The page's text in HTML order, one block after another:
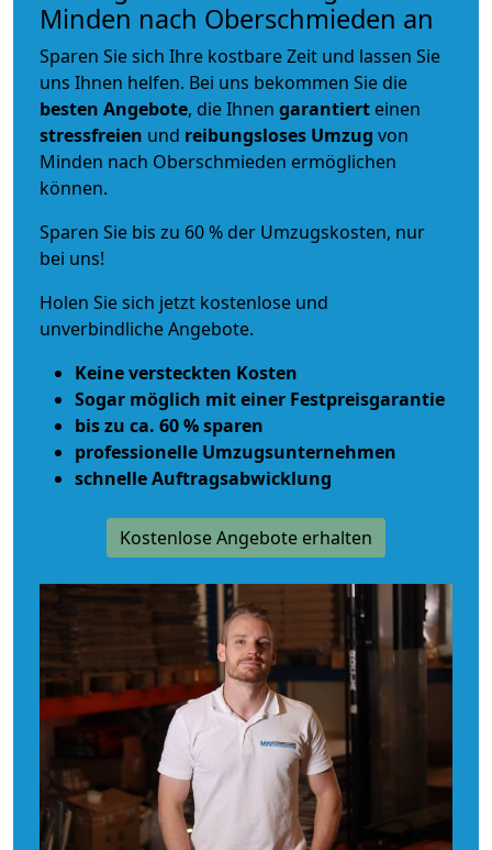
Minden nach Oberschmieden an
Sparen Sie sich Ihre kostbare Zeit und lassen Sie
uns Ihnen helfen. Bei uns bekommen Sie die
besten Angebote, die Ihnen garantiert einen
stressfreien und reibungsloses Umzug von
Minden nach Oberschmieden ermöglichen
können.
Sparen Sie bis zu 60 % der Umzugskosten, nur
bei uns!
Holen Sie sich jetzt kostenlose und
unverbindliche Angebote.
Keine versteckten Kosten
Sogar möglich mit einer Festpreisgarantie
bis zu ca. 60 % sparen
professionelle Umzugsunternehmen
schnelle Auftragsabwicklung
Kostenlose Angebote erhalten